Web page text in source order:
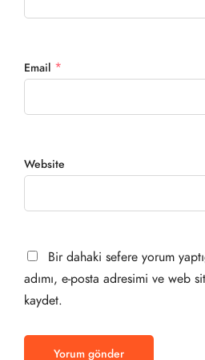
Email *
Website
Bir dahaki sefere yorum
adımı, e-posta adresimi ve web
kaydet.